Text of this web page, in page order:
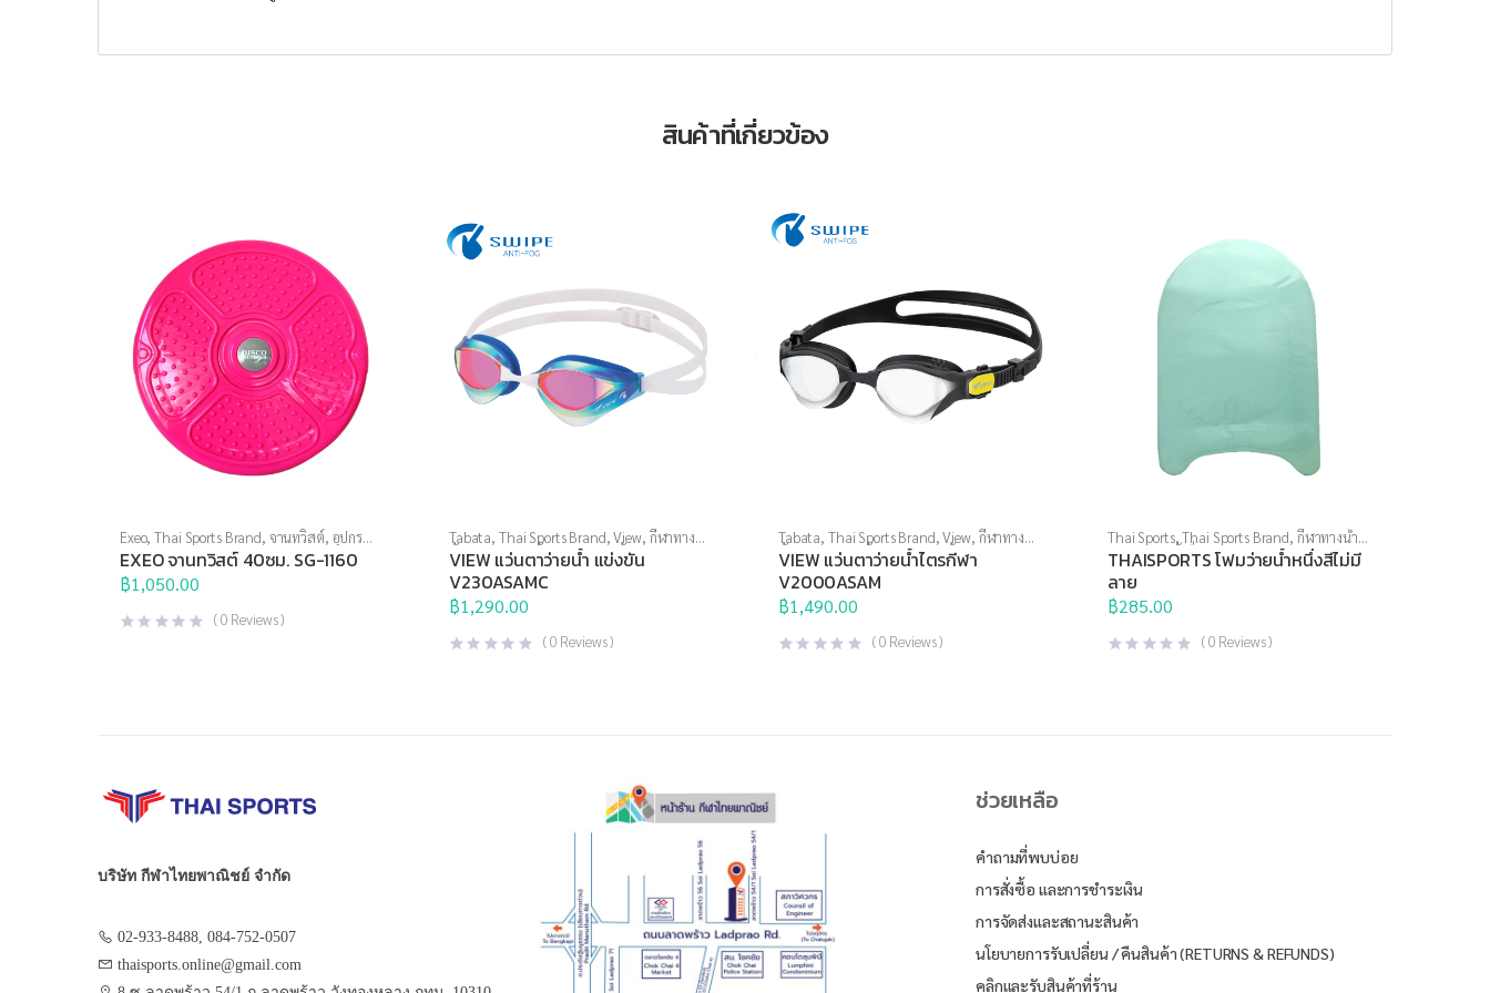
สินค้าที่เกี่ยวข้อง
Exeo,Thai Sports Brand, จานทวิสต์, อุปกรณ์
บริหารกาย
EXEO จานทวิสต์ 40ซม. SG-1160
฿1,050.00
(0 Reviews )
Tabata, Thai Sports Brand,View, กีฬาทาง
น้ำ,แว่นตาว่ายน้ำ,แว่นตาว่ายน้ำแข่งขัน
VIEW แว่นตาว่ายน้ำ แข่งขัน
V230ASAMC
฿1,290.00
(0 Reviews )
Tabata, Thai Sports Brand,View, กีฬาทาง
น้ำ,แว่นตาว่ายน้ำ,แว่นตาว่ายน้ำแข่งขัน
VIEW แว่นตาว่ายน้ำไตรกีฬา
V2000ASAM
฿1,490.00
(0 Reviews )
Thai Sports,Thai Sports Brand, กีฬาทางน้ำ,
อุปกรณ์ทางน้ำอื่นๆ
THAISPORTS โฟมว่ายน้ำหนึ่งสีไม่มี
ลาย
฿285.00
(0 Reviews )
บริษัท กีฬาไทยพาณิชย์ จำกัด
02-933-8488, 084-752-0507
thaisports.online@gmail.com
ช่วยเหลือ
คำถามที่พบบ่อย
การสั่งซื้อ และการชำระเงิน
การจัดส่งและสถานะสินค้า
นโยบายการรับเปลี่ยน / คืนสินค้า (RETURNS & REFUNDS)
คลิกและรับสินค้าที่ร้าน